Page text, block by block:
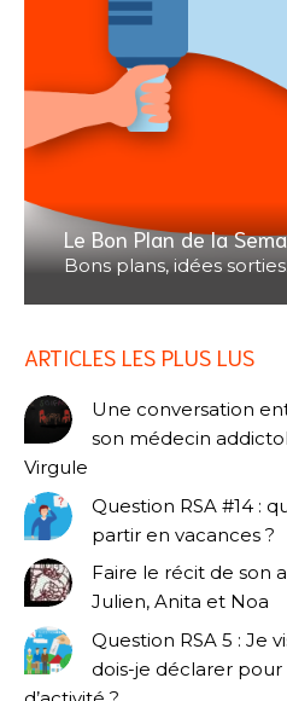
Le Bon Plan de la
Bons plans, idées
ARTICLES LES PLUS LUS
Une conversation
son médecin
Virgule
Question RSA #14 :
partir en vacances ?
Faire le récit de son
Julien, Anita et Noa
Question RSA 5 : Je
dois-je déclarer